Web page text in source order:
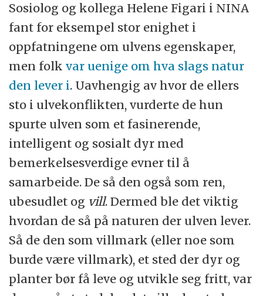
Sosiolog og kollega Helene Figari i NINA
fant for eksempel stor enighet i
oppfatningene om ulvens egenskaper,
men folkvar uenige om hva slags natur
den lever i. Uavhengig av hvor de ellers
sto i ulvekonflikten, vurderte de hun
spurte ulven som et fasinerende,
intelligent og sosialt dyr med
bemerkelsesverdige evner til å
samarbeide. De så den også som ren,
ubesudlet og vill. Dermed ble det viktig
hvordan de så på naturen der ulven lever.
Så de den som villmark (eller noe som
burde være villmark), et sted der dyr og
planter bør få leve og utvikle seg fritt, var